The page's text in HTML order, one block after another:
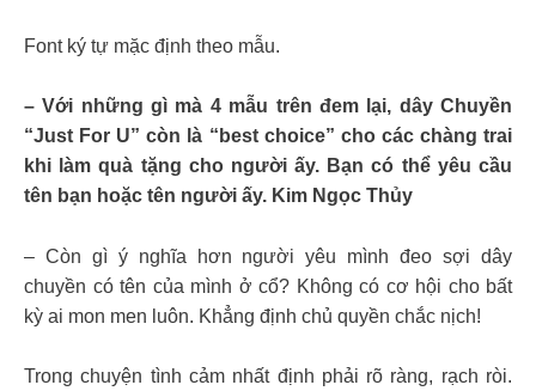
Font ký tự mặc định theo mẫu.
– Với những gì mà 4 mẫu trên đem lại, dây Chuyền
“Just For U” còn là “best choice” cho các chàng trai
khi làm quà tặng cho người ấy. Bạn có thể yêu cầu
tên bạn hoặc tên người ấy. Kim Ngọc Thủy
– Còn gì ý nghĩa hơn người yêu mình đeo sợi dây
chuyền có tên của mình ở cổ? Không có cơ hội cho bất
kỳ ai mon men luôn. Khẳng định chủ quyền chắc nịch!
Trong chuyện tình cảm nhất định phải rõ ràng, rạch ròi.